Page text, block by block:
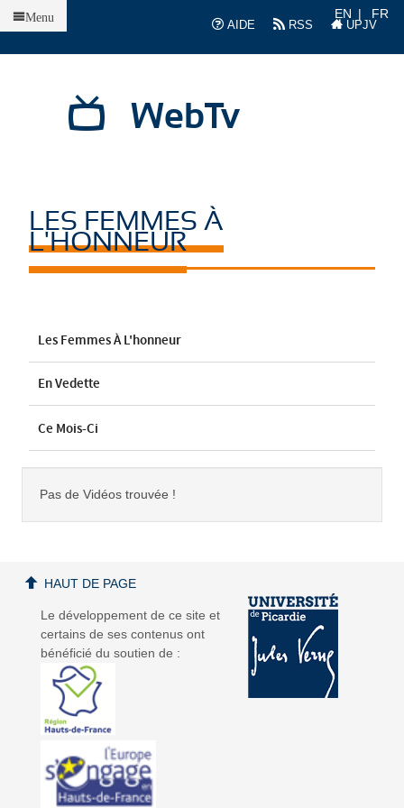
AIDE
RSS UPJV
EN FR
WebTv
Menu
LES FEMMES À
L'HONNEUR
Les Femmes À L'honneur
En Vedette
Ce Mois-Ci
Pas de Vidéos trouvée !
Le développement de ce site et
certains de ses contenus ont
bénéficié du soutien de :
HAUT DE PAGE